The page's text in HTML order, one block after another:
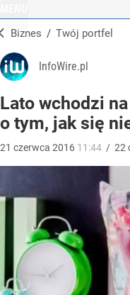
Biznes / Twój portfel
InfoWire.pl
Lato wchodzi
o tym, jak się
21 czerwca 2016 11:44 / 22